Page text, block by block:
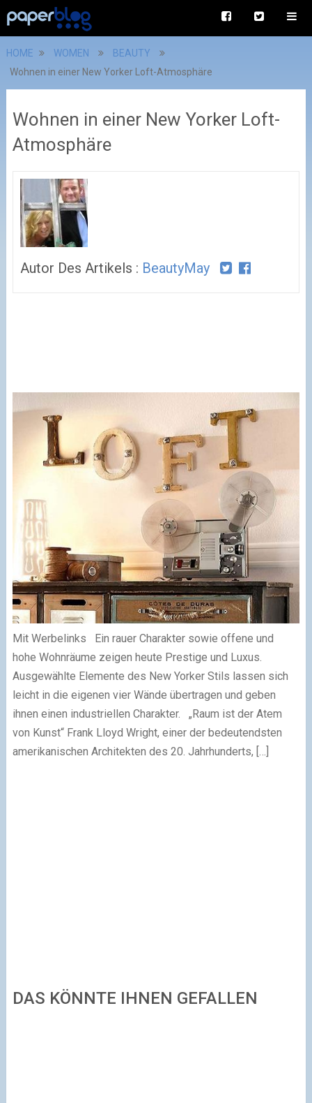
HOME WOMEN
BEAUTY
Wohnen in einer New Yorker Loft-Atmosphäre
Wohnen in einer New Yorker Loft-
Atmosphäre
Autor Des Artikels : BeautyMay
Mit Werbelinks Ein rauer Charakter sowie offene und
hohe Wohnräume zeigen heute Prestige und Luxus.
Ausgewählte Elemente des New Yorker Stils lassen sich
leicht in die eigenen vier Wände übertragen und geben
ihnen einen industriellen Charakter. „Raum ist der Atem
von Kunst“ Frank Lloyd Wright, einer der bedeutendsten
amerikanischen Architekten des 20. Jahrhunderts, […]
DAS KÖNNTE IHNEN GEFALLEN